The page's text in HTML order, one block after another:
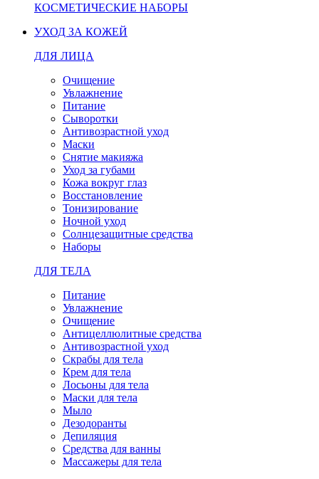
КОСМЕТИЧЕСКИЕ НАБОРЫ
УХОД ЗА КОЖЕЙ
ДЛЯ ЛИЦА
Очищение
Увлажнение
Питание
Сыворотки
Антивозрастной уход
Маски
Снятие макияжа
Уход за губами
Кожа вокруг глаз
Восстановление
Тонизирование
Ночной уход
Солнцезащитные средства
Наборы
ДЛЯ ТЕЛА
Питание
Увлажнение
Очищение
Антицеллюлитные средства
Антивозрастной уход
Скрабы для тела
Крем для тела
Лосьоны для тела
Маски для тела
Мыло
Дезодоранты
Депиляция
Средства для ванны
Массажеры для тела